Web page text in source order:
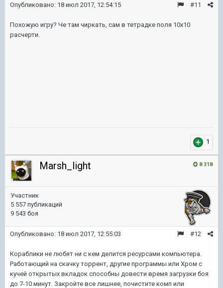
#11
Опубликовано: 18 июл 2017, 12:54:15
Похожую игру? Че там чиркать, сам в тетрадке поля 10х10
расчерти.
1
8 318
Marsh_light
Участник
5 557 публикаций
9 543 боя
#12
Опубликовано: 18 июл 2017, 12:55:03
Кораблики не любят ни с кем делится ресурсами компьютера.
Работающий на скачку торрент, другие программы или Хром с
кучей открытых вкладок способны довести время загрузки боя
до 7-10 минут. Закройте все лишнее, почистите комп или